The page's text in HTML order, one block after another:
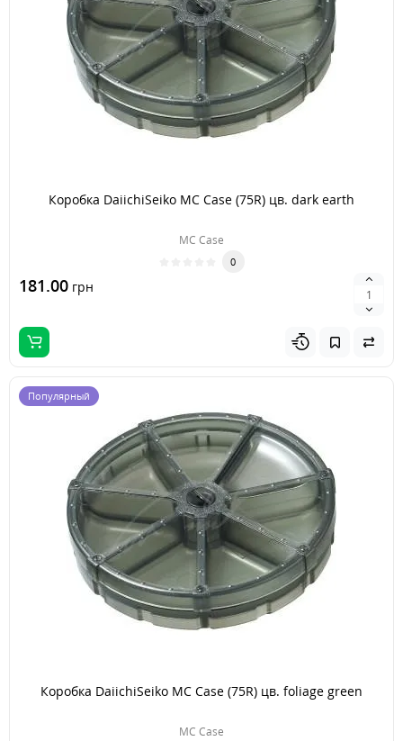
Коробка DaiichiSeiko MC Case (75R) цв. dark earth
MC Case
0
181.00 грн
Популярный
Коробка DaiichiSeiko MC Case (75R) цв. foliage green
MC Case